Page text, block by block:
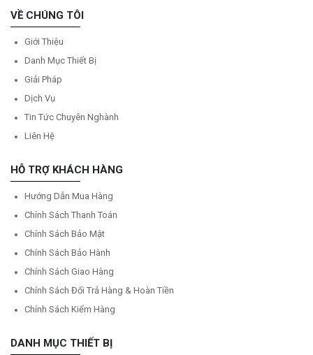
VỀ CHÚNG TÔI
Giới Thiệu
Danh Mục Thiết Bị
Giải Pháp
Dịch Vụ
Tin Tức Chuyên Nghành
Liên Hệ
HỖ TRỢ KHÁCH HÀNG
Hướng Dẫn Mua Hàng
Chính Sách Thanh Toán
Chính Sách Bảo Mật
Chính Sách Bảo Hành
Chính Sách Giao Hàng
Chính Sách Đổi Trả Hàng & Hoàn Tiền
Chính Sách Kiểm Hàng
DANH MỤC THIẾT BỊ